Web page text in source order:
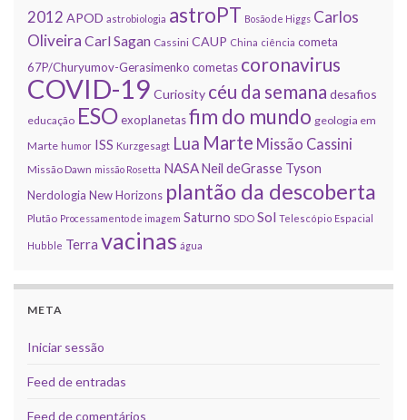
2012 APOD astrobiologia astroPT Bosão de Higgs Carlos
Oliveira Carl Sagan Cassini CAUP China ciência cometa
67P/Churyumov-Gerasimenko cometas coronavirus
COVID-19 Curiosity céu da semana desafios
educação ESOexoplanetasfim do mundo geologia em
Marte humor ISS Kurzgesagt Lua Marte Missão Cassini
Missão Dawn missão Rosetta NASANeil deGrasse Tyson
Nerdologia New Horizons plantão da descoberta
Plutão Processamento de imagem Saturno SDO Sol Telescópio Espacial
Hubble Terra vacinas água
META
Iniciar sessão
Feed de entradas
Feed de comentários